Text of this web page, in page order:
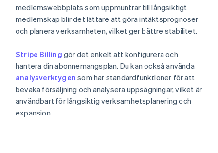
medlemswebbplats som uppmuntrar till långsiktigt
medlemskap blir det lättare att göra intäktsprognoser
och planera verksamheten, vilket ger bättre stabilitet.
Stripe Billing gör det enkelt att konfigurera och
hantera din abonnemangsplan. Du kan också använda
analysverktygen som har standardfunktioner för att
bevaka försäljning och analysera uppsägningar, vilket är
användbart för långsiktig verksamhetsplanering och
expansion.